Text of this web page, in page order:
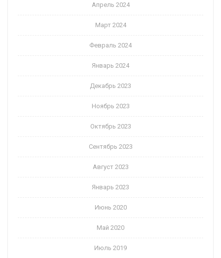
Апрель 2024
Март 2024
Февраль 2024
Январь 2024
Декабрь 2023
Ноябрь 2023
Октябрь 2023
Сентябрь 2023
Август 2023
Январь 2023
Июнь 2020
Май 2020
Июль 2019